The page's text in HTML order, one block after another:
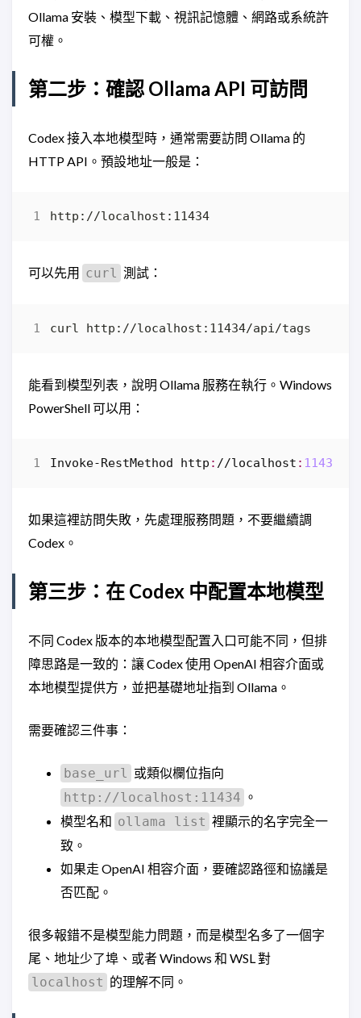
Ollama 安裝、模型下載、視訊記憶體、網路或系統許
可權。
第二步：確認 Ollama API 可訪問
Codex 接入本地模型時，通常需要訪問 Ollama 的
HTTP API。預設地址一般是：
可以先用 curl 測試：
能看到模型列表，說明 Ollama 服務在執行。Windows
PowerShell 可以用：
Invoke-RestMethod http : //localhost : 11434
如果這裡訪問失敗，先處理服務問題，不要繼續調
Codex。
第三步：在 Codex 中配置本地模型
不同 Codex 版本的本地模型配置入口可能不同，但排
障思路是一致的：讓 Codex 使用 OpenAI 相容介面或
本地模型提供方，並把基礎地址指到 Ollama。
需要確認三件事：
base_url 或類似欄位指向
http://localhost:11434 。
模型名和 ollama list 裡顯示的名字完全一
致。
如果走 OpenAI 相容介面，要確認路徑和協議是
否匹配。
很多報錯不是模型能力問題，而是模型名多了一個字
尾、地址少了埠、或者 Windows 和 WSL 對
localhost 的理解不同。